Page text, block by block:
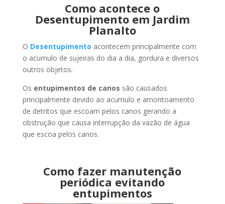
Como acontece o
Desentupimento em Jardim
Planalto
O Desentupimento acontecem principalmente com
o acumulo de sujeiras do dia a dia, gordura e diversos
outros objetos.
Os entupimentos de canos são causados
principalmente devido ao acumulo e amontoamento
de detritos que escoam pelos canos gerando a
obstrução que causa interrupção da vazão de água
que escoa pelos canos.
Como fazer manutenção
periódica evitando
entupimentos